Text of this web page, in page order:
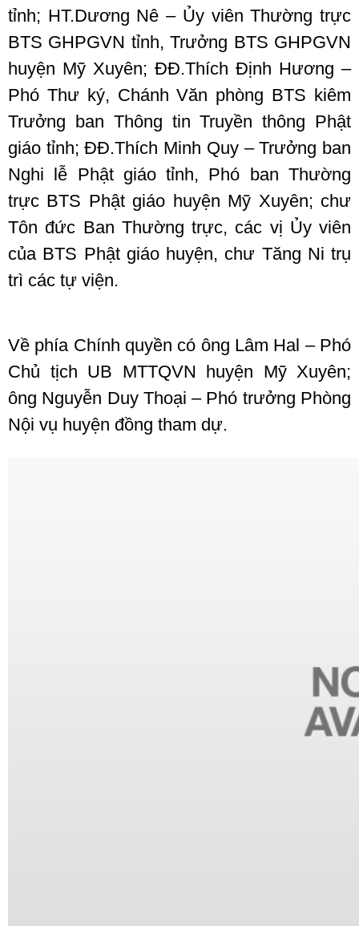
tỉnh; HT.Dương Nê – Ủy viên Thường trực
BTS GHPGVN tỉnh, Trưởng BTS GHPGVN
huyện Mỹ Xuyên; ĐĐ.Thích Định Hương –
Phó Thư ký, Chánh Văn phòng BTS kiêm
Trưởng ban Thông tin Truyền thông Phật
giáo tỉnh; ĐĐ.Thích Minh Quy – Trưởng ban
Nghi lễ Phật giáo tỉnh, Phó ban Thường
trực BTS Phật giáo huyện Mỹ Xuyên; chư
Tôn đức Ban Thường trực, các vị Ủy viên
của BTS Phật giáo huyện, chư Tăng Ni trụ
trì các tự viện.
Về phía Chính quyền có ông Lâm Hal – Phó
Chủ tịch UB MTTQVN huyện Mỹ Xuyên;
ông Nguyễn Duy Thoại – Phó trưởng Phòng
Nội vụ huyện đồng tham dự.